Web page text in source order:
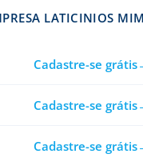
LATICINIOS
Cadastre-se grátis
Cadastre-se grátis
Cadastre-se grátis